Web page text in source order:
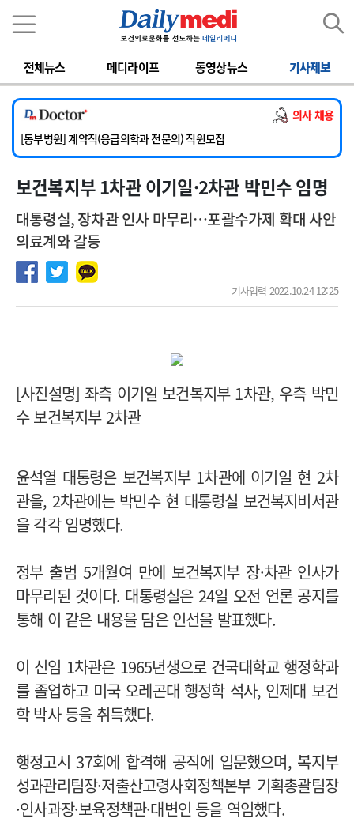
전체뉴스 메디라이프 동영상뉴스 기사제보
의사 채용
[서울아산병원] 2026년 하반기 인턴 모집
[영남대학교의료원] 마취통증의학과 임기제 임상의사 채용
[충남대학교병원] 소아청소년과(소아응급전담) 계약직 의사 공개채용
[동부병원] 계약직(응급의학과 전문의) 직원모집
[이대목동병원] 하반기 전공의(레지던트1년차) 모집
[서울아산병원] 2026년 하반기 인턴 모집
보건복지부 1차관 이기일·2차관 박민수 임명
대통령실, 장차관 인사 마무리…포괄수가제 확대 사안
의료계와 갈등
기사입력 2022.10.24 12:25
[사진설명] 좌측 이기일 보건복지부 1차관, 우측 박민
수 보건복지부 2차관
윤석열 대통령은 보건복지부 1차관에 이기일 현 2차
관을, 2차관에는 박민수 현 대통령실 보건복지비서관
을 각각 임명했다.
정부 출범 5개월여 만에 보건복지부 장·차관 인사가
마무리된 것이다. 대통령실은 24일 오전 언론 공지를
통해 이 같은 내용을 담은 인선을 발표했다.
이 신임 1차관은 1965년생으로 건국대학교 행정학과
를 졸업하고 미국 오레곤대 행정학 석사, 인제대 보건
학 박사 등을 취득했다.
행정고시 37회에 합격해 공직에 입문했으며, 복지부
성과관리팀장·저출산고령사회정책본부 기획총괄팀장
·인사과장·보육정책관·대변인 등을 역임했다.